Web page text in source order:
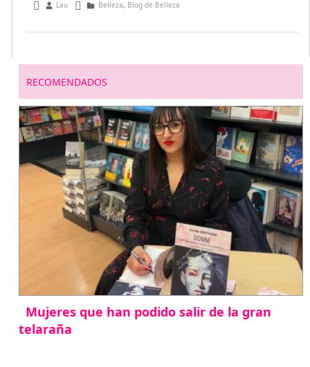
junio 13, 2015
Lau Belleza, Blog de Belleza
RECOMENDADOS
Mujeres que han podido salir de la gran
telaraña